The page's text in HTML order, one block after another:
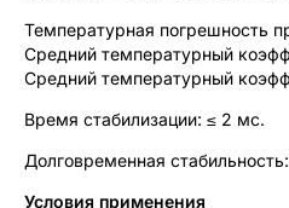
Температурная погрешность
Средний температурный
Средний температурный
Время стабилизации: ≤ 2 мс.
Долговременная
Условия применения